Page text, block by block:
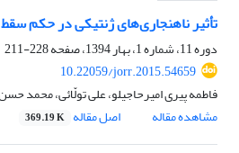
تأثیر ناهنجاری‌های ژنتیکی در حکم
دوره 11، شماره 1، بهار 1394، صفحه
228-211
10.22059/jorr.2015.54659
فاطمه پیری امیرحاجیلو، علی تولّائی، محمد
مشاهده مقاله
اصل مقاله 369.19 K